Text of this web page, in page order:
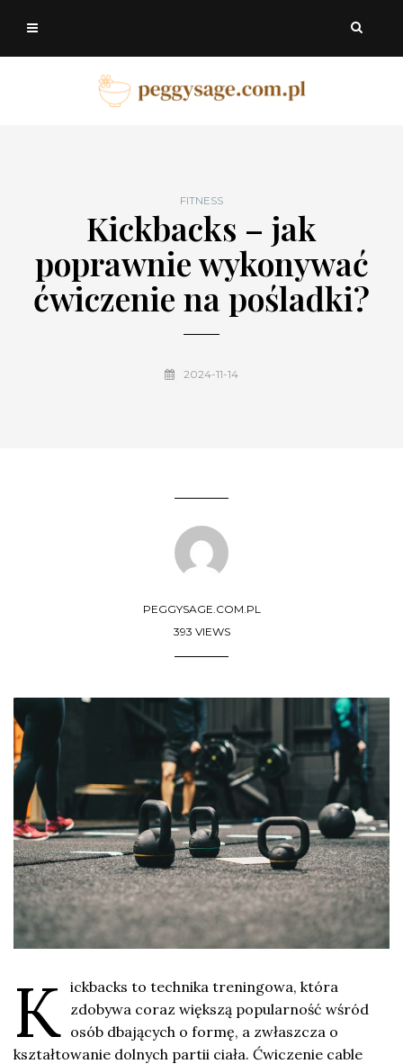
FITNESS
Kickbacks – jak
poprawnie wykonywać
ćwiczenie na pośladki?
2024-11-14
PEGGYSAGE.COM.PL
393 VIEWS
K ickbacks to technika treningowa, która
zdobywa coraz większą popularność wśród
osób dbających o formę, a zwłaszcza o
kształtowanie dolnych partii ciała. Ćwiczenie cable